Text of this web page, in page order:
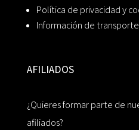
Política de privacidad y
Información de transporte
AFILIADOS
¿Quieres formar parte de
afiliados?